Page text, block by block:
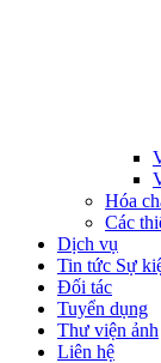
Hóa
Các
Dịch vụ
Tin tức Sự
Đối tác
Tuyển dụng
Thư viện ảnh
Liên hệ